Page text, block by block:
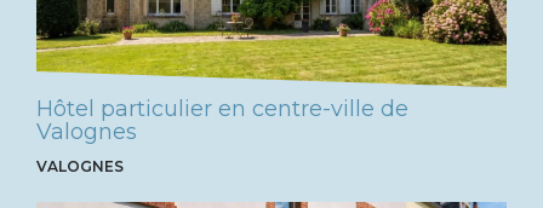
Hôtel particulier en centre-ville de
Valognes
VALOGNES